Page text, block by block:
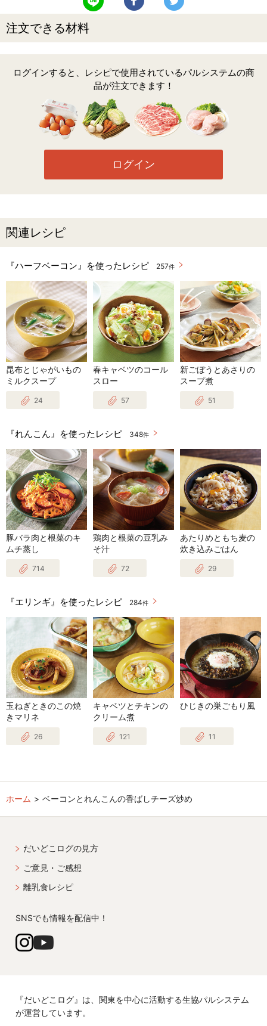
注文できる材料
ログインすると、レシピで使用されているパルシステムの商
品が注文できます！
ログイン
関連レシピ
『ハーフベーコン』を使ったレシピ 257件
昆布とじゃがいもの
ミルクスープ
24
春キャベツのコール
スロー
57
新ごぼうとあさりの
スープ煮
51
『れんこん』を使ったレシピ 348件
豚バラ肉と根菜のキ
ムチ蒸し
714
鶏肉と根菜の豆乳み
そ汁
72
あたりめともち麦の
炊き込みごはん
29
『エリンギ』を使ったレシピ 284件
玉ねぎときのこの焼
きマリネ
26
キャベツとチキンの
クリーム煮
121
ひじきの巣ごもり風
11
ホーム ベーコンとれんこんの香ばしチーズ炒め
だいどこログの見方
ご意見・ご感想
離乳食レシピ
SNSでも情報を配信中！
『だいどこログ』は、関東を中心に活動する生協パルシステム
が運営しています。